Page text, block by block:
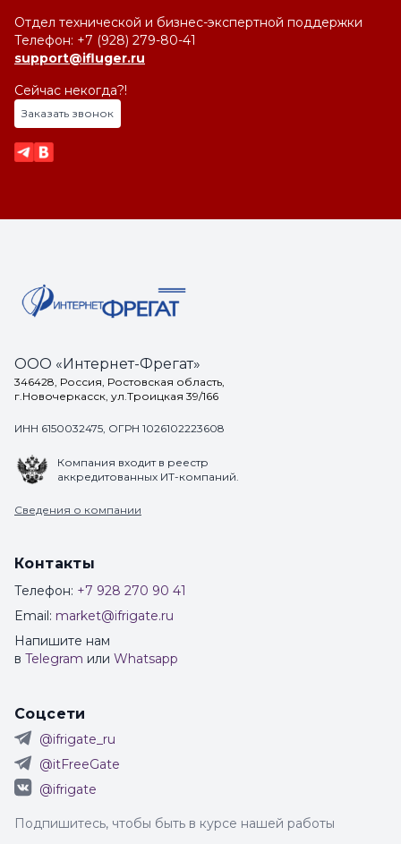
Отдел технической и бизнес-экспертной поддержки
Телефон: +7 (928) 279-80-41
support@ifluger.ru
Сейчас некогда?!
Заказать звонок
ООО «Интернет-Фрегат»
346428, Россия, Ростовская область,
г.Новочеркасск, ул.Троицкая 39/166
ИНН 6150032475, ОГРН 1026102223608
Компания входит в реестр
аккредитованных ИТ-компаний.
Сведения о компании
Контакты
Телефон: +7 928 270 90 41
Email: market@ifrigate.ru
Напишите нам
в Telegram или Whatsapp
Соцсети
@ifrigate_ru
@itFreeGate
@ifrigate
Подпишитесь, чтобы быть в курсе нашей работы